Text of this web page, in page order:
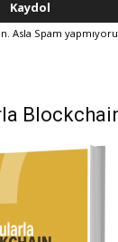
Asla Spam